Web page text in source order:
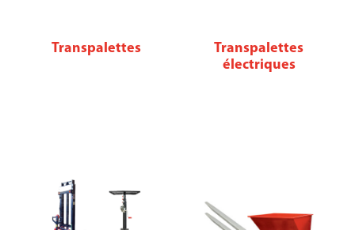
Transpalettes
Transpalettes
électriques